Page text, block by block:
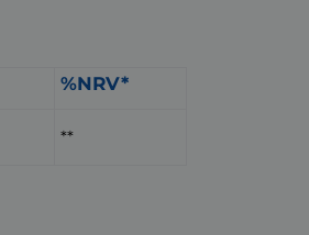
%NRV*
**